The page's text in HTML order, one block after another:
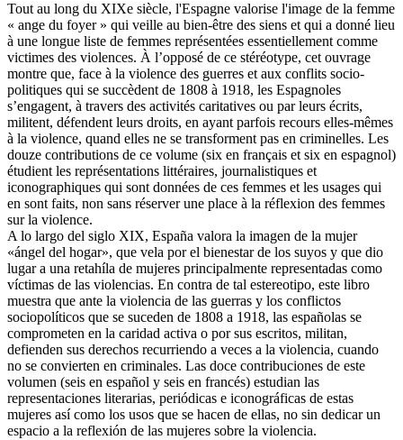
Tout au long du XIXe siècle, l'Espagne valorise l'image de la femme
« ange du foyer » qui veille au bien-être des siens et qui a donné lieu
à une longue liste de femmes représentées essentiellement comme
victimes des violences. À l’opposé de ce stéréotype, cet ouvrage
montre que, face à la violence des guerres et aux conflits socio-
politiques qui se succèdent de 1808 à 1918, les Espagnoles
s’engagent, à travers des activités caritatives ou par leurs écrits,
militent, défendent leurs droits, en ayant parfois recours elles-mêmes
à la violence, quand elles ne se transforment pas en criminelles. Les
douze contributions de ce volume (six en français et six en espagnol)
étudient les représentations littéraires, journalistiques et
iconographiques qui sont données de ces femmes et les usages qui
en sont faits, non sans réserver une place à la réflexion des femmes
sur la violence.
A lo largo del siglo XIX, España valora la imagen de la mujer
«ángel del hogar», que vela por el bienestar de los suyos y que dio
lugar a una retahíla de mujeres principalmente representadas como
víctimas de las violencias. En contra de tal estereotipo, este libro
muestra que ante la violencia de las guerras y los conflictos
sociopolíticos que se suceden de 1808 a 1918, las españolas se
comprometen en la caridad activa o por sus escritos, militan,
defienden sus derechos recurriendo a veces a la violencia, cuando
no se convierten en criminales. Las doce contribuciones de este
volumen (seis en español y seis en francés) estudian las
representaciones literarias, periódicas e iconográficas de estas
mujeres así como los usos que se hacen de ellas, no sin dedicar un
espacio a la reflexión de las mujeres sobre la violencia.